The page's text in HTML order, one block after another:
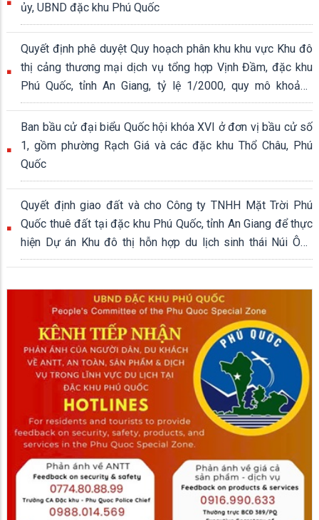
ủy, UBND đặc khu Phú Quốc
Quyết định phê duyệt Quy hoạch phân khu khu vực Khu đô
thị cảng thương mại dịch vụ tổng hợp Vịnh Đầm, đặc khu
Phú Quốc, tỉnh An Giang, tỷ lệ 1/2000, quy mô khoảng
339,04 ha
Ban bầu cử đại biểu Quốc hội khóa XVI ở đơn vị bầu cử số
1, gồm phường Rạch Giá và các đặc khu Thổ Châu, Phú
Quốc
Quyết định giao đất và cho Công ty TNHH Mặt Trời Phú
Quốc thuê đất tại đặc khu Phú Quốc, tỉnh An Giang để thực
hiện Dự án Khu đô thị hỗn hợp du lịch sinh thái Núi Ông
Quán